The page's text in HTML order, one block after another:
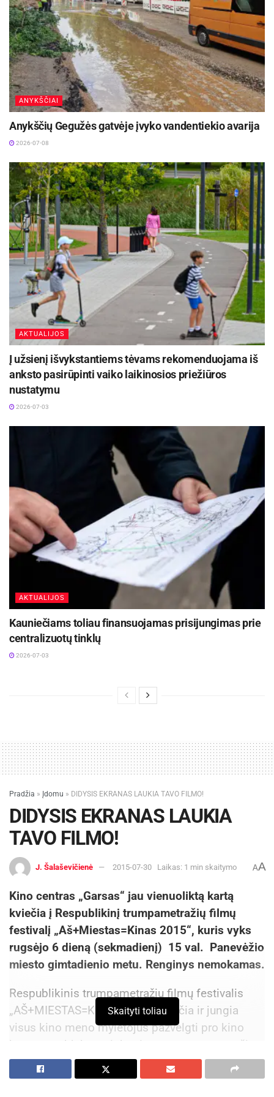
saugomi 5 metus.
ANYKŠČIAI
Anykščių Gegužės gatvėje įvyko vandentiekio avarija
2026-07-08
AKTUALIJOS
Į užsienį išvykstantiems tėvams rekomenduojama iš
anksto pasirūpinti vaiko laikinosios priežiūros
nustatymu
2026-07-03
AKTUALIJOS
Kauniečiams toliau finansuojamas prisijungimas prie
centralizuotų tinklų
2026-07-03
Pradžia » Įdomu » DIDYSIS EKRANAS LAUKIA TAVO FILMO!
DIDYSIS EKRANAS LAUKIA
TAVO FILMO!
J. Šalaševičienė 2015-07-30 Laikas: 1 min skaitymo AA
Kino centras „Garsas“ jau vienuoliktą kartą
kviečia į Respublikinį trumpametražių filmų
festivalį „Aš+Miestas=Kinas 2015“, kuris vyks
rugsėjo 6 dieną (sekmadienį) 15 val. Panevėžio
miesto gimtadienio metu. Renginys nemokamas.
Respublikinis trumpametražių filmų festivalis
„AŠ+MIESTAS=KINAS 2015” kviečia ir jungia
visus kino meno mylėtojus pažvelgti pro kino
kameros objektyvą ir kurti savo trumpametražius
filmus apie tai, kas aktualu, ką norėtumėte
pasakyti žiūrovui kino kalba. Visus, visus kino
Skaityti toliau